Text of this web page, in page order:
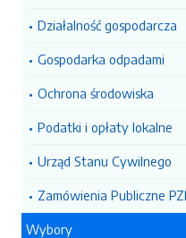
Działalność gospodarcza
Gospodarka odpadami
Ochrona środowiska
Podatki i opłaty lokalne
Urząd Stanu Cywilnego
Zamówienia Publiczne
Wybory